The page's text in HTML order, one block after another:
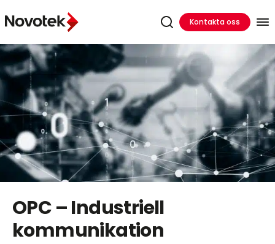
Kontakta oss
OPC – Industriell
kommunikation